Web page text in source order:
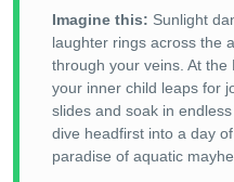
Imagine this: Sunlight
laughter rings across the
through your veins. At the
your inner child leaps for
slides and soak in
dive headfirst into a day
paradise of aquatic